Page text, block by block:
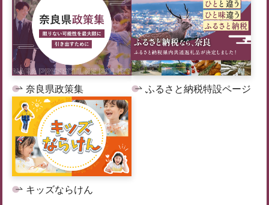
奈良県政策集 ふるさと納税特設ページ
キッズならけん